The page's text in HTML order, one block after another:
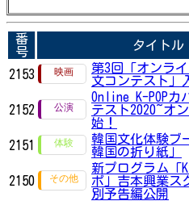
番
号
タイトル
2153
第3回「オンラ
文コンテスト」
2152
Online K-POPカ
テスト2020~オ
始！
2151
韓国文化体験ブ
韓国の折り紙」
2150
新プログラム「
ポ」吉本興業ス
別予告編公開